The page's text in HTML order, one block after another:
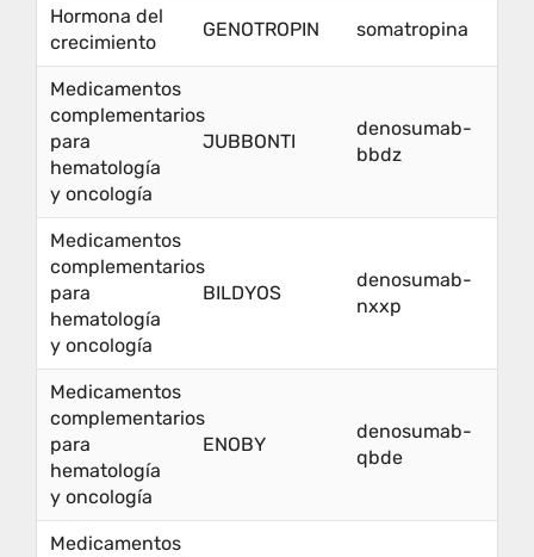
Hormona del
crecimiento
GENOTROPIN somatropina
Medicamentos
complementarios
para
hematología
y oncología
JUBBONTI
denosumab-
bbdz
Medicamentos
complementarios
para
hematología
y oncología
BILDYOS
denosumab-
nxxp
Medicamentos
complementarios
para
hematología
y oncología
ENOBY
denosumab-
qbde
Medicamentos